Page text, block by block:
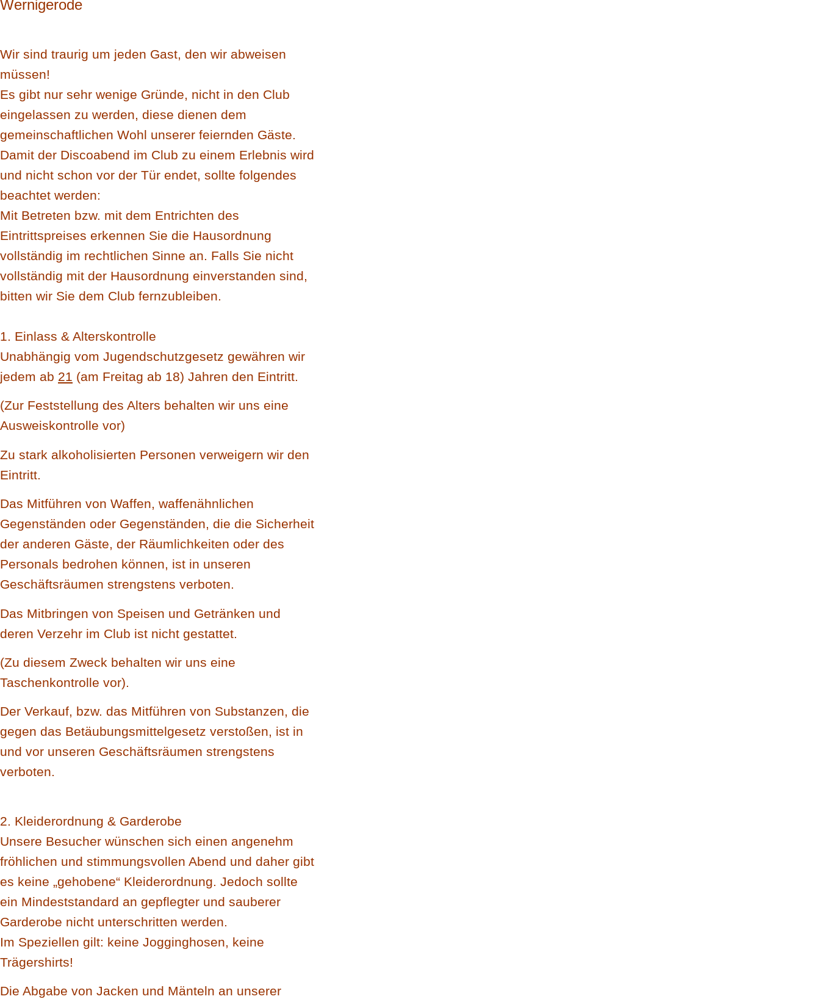
Wernigerode
Wir sind traurig um jeden Gast, den wir abweisen
müssen!
Es gibt nur sehr wenige Gründe, nicht in den Club
eingelassen zu werden, diese dienen dem
gemeinschaftlichen Wohl unserer feiernden Gäste.
Damit der Discoabend im Club zu einem Erlebnis wird
und nicht schon vor der Tür endet, sollte folgendes
beachtet werden:
Mit Betreten bzw. mit dem Entrichten des
Eintrittspreises erkennen Sie die Hausordnung
vollständig im rechtlichen Sinne an. Falls Sie nicht
vollständig mit der Hausordnung einverstanden sind,
bitten wir Sie dem Club fernzubleiben.
1. Einlass & Alterskontrolle
Unabhängig vom Jugendschutzgesetz gewähren wir
jedem ab 21 (am Freitag ab 18) Jahren den Eintritt.
(Zur Feststellung des Alters behalten wir uns eine
Ausweiskontrolle vor)
Zu stark alkoholisierten Personen verweigern wir den
Eintritt.
Das Mitführen von Waffen, waffenähnlichen
Gegenständen oder Gegenständen, die die Sicherheit
der anderen Gäste, der Räumlichkeiten oder des
Personals bedrohen können, ist in unseren
Geschäftsräumen strengstens verboten.
Das Mitbringen von Speisen und Getränken und
deren Verzehr im Club ist nicht gestattet.
(Zu diesem Zweck behalten wir uns eine
Taschenkontrolle vor).
Der Verkauf, bzw. das Mitführen von Substanzen, die
gegen das Betäubungsmittelgesetz verstoßen, ist in
und vor unseren Geschäftsräumen strengstens
verboten.
2. Kleiderordnung & Garderobe
Unsere Besucher wünschen sich einen angenehm
fröhlichen und stimmungsvollen Abend und daher gibt
es keine „gehobene“ Kleiderordnung. Jedoch sollte
ein Mindeststandard an gepflegter und sauberer
Garderobe nicht unterschritten werden.
Im Speziellen gilt: keine Jogginghosen, keine
Trägershirts!
Die Abgabe von Jacken und Mänteln an unserer